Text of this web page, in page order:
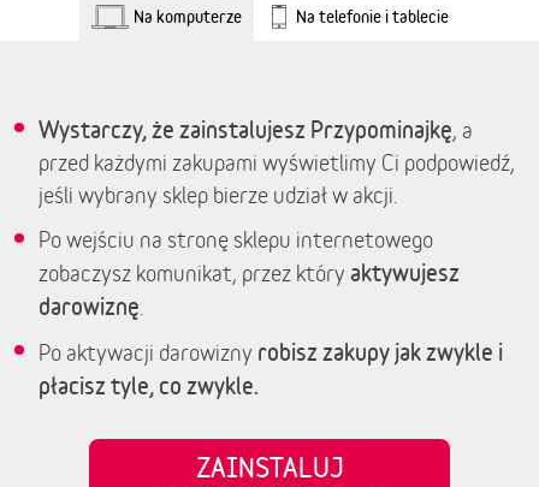
Na komputerze Na telefonie i tablecie
Wystarczy, że zainstalujesz Przypominajkę, a
przed każdymi zakupami wyświetlimy Ci podpowiedź,
jeśli wybrany sklep bierze udział w akcji.
Po wejściu na stronę sklepu internetowego
zobaczysz komunikat, przez który aktywujesz
darowiznę
Po aktywacji darowizny robisz zakupy jak zwykle i
płacisz tyle, co zwykle.
ZAINSTALUJ